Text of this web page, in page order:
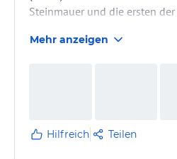
Steinmauer und die ersten
Das Hotel besteht aus 3
insgesamt 35 Zimmer.
Superior twin, also nicht die
Das Zimmer war sauber, die
geräuschlos. Es gab täglich
Mehr anzeigen
Hilfreich Teilen